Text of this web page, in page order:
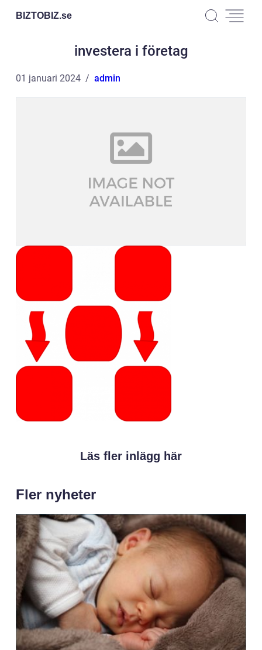
BIZTOBIZ.se
investera i företag
01 januari 2024 admin
Läs fler inlägg här
Fler nyheter